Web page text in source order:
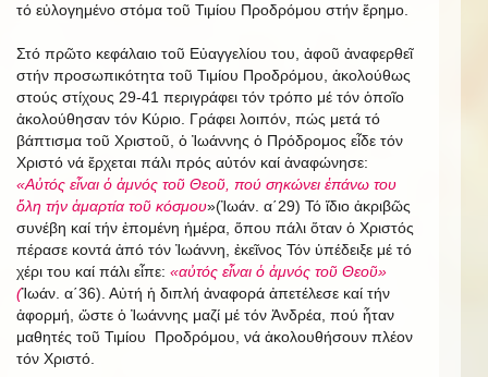
τό εὐλογημένο στόμα τοῦ Τιμίου Προδρόμου στήν ἔρημο.
Στό πρῶτο κεφάλαιο τοῦ Εὐαγγελίου του, ἀφοῦ ἀναφερθεῖ
στήν προσωπικότητα τοῦ Τιμίου Προδρόμου, ἀκολούθως
στούς στίχους 29-41 περιγράφει τόν τρόπο μέ τόν ὁποῖο
ἀκολούθησαν τόν Κύριο. Γράφει λοιπόν, πώς μετά τό
βάπτισμα τοῦ Χριστοῦ, ὁ Ἰωάννης ὁ Πρόδρομος εἶδε τόν
Χριστό νά ἔρχεται πάλι πρός αὐτόν καί ἀναφώνησε:
«Αὐτός εἶναι ὁ ἀμνός τοῦ Θεοῦ, πού σηκώνει ἐπάνω του
ὅλη τήν ἁμαρτία τοῦ κόσμου»(Ἰωάν. α΄29) Τό ἴδιο ἀκριβῶς
συνέβη καί τήν ἑπομένη ἡμέρα, ὅπου πάλι ὅταν ὁ Χριστός
πέρασε κοντά ἀπό τόν Ἰωάννη, ἐκεῖνος Τόν ὑπέδειξε μέ τό
χέρι του καί πάλι εἶπε: «αὐτός εἶναι ὁ ἀμνός τοῦ Θεοῦ»
(Ἰωάν. α΄36). Αὐτή ἡ διπλή ἀναφορά ἀπετέλεσε καί τήν
ἀφορμή, ὥστε ὁ Ἰωάννης μαζί μέ τόν Ἀνδρέα, πού ἦταν
μαθητές τοῦ Τιμίου Προδρόμου, νά ἀκολουθήσουν πλέον
τόν Χριστό.